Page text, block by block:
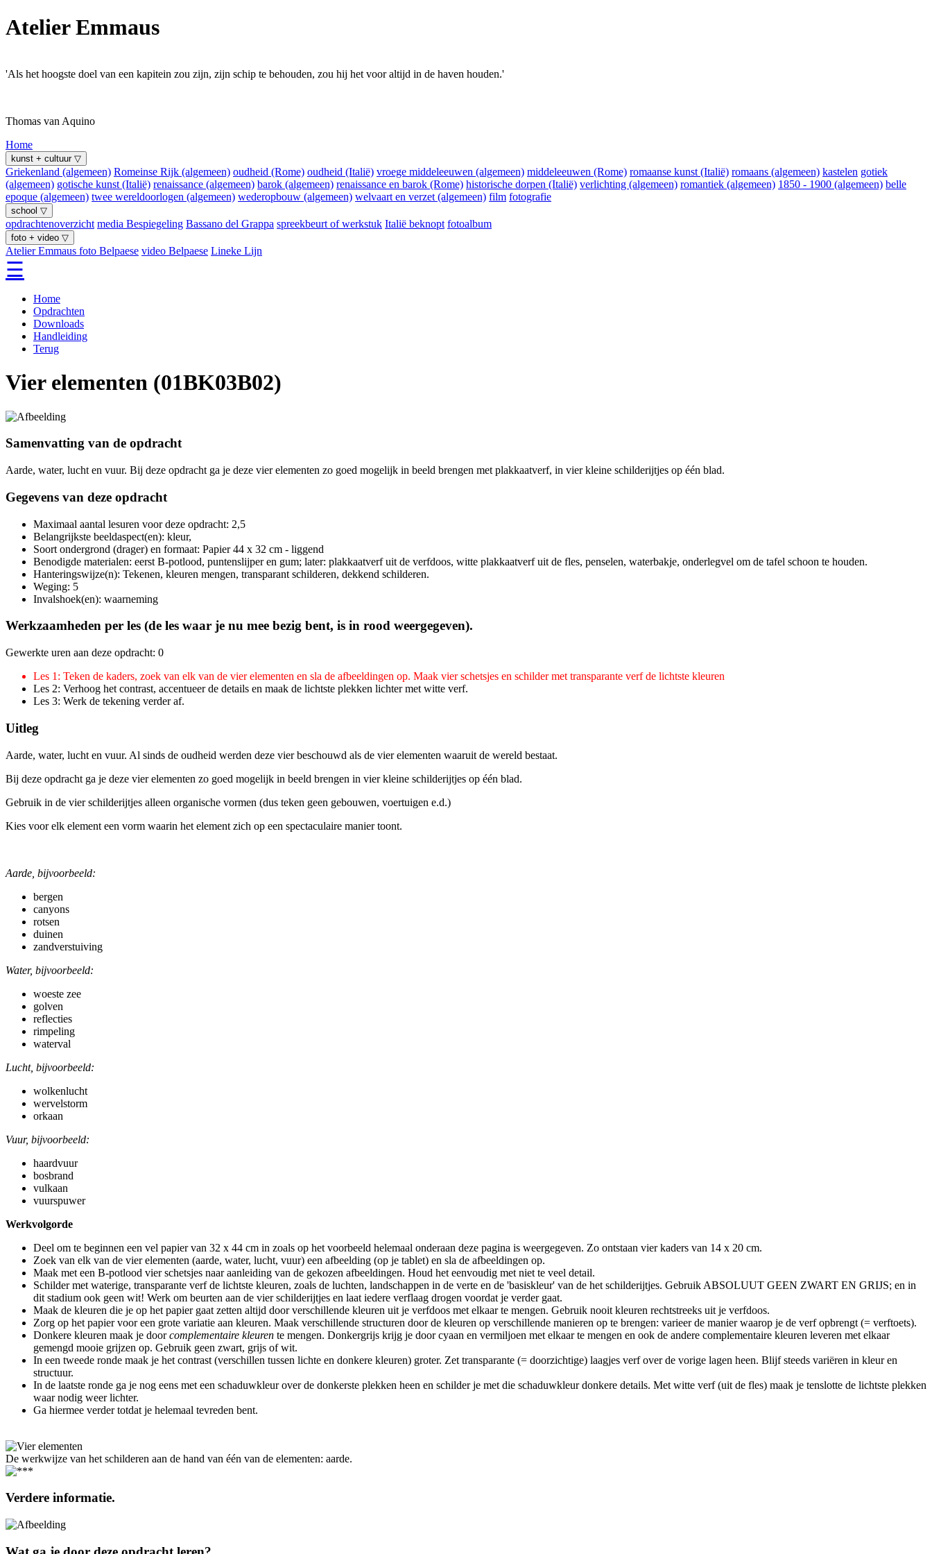
Atelier Emmaus
'Als het hoogste doel van een kapitein zou zijn, zijn schip te behouden, zou hij het voor altijd in de haven houden.'
Thomas van Aquino
Home
kunst + cultuur ▽
Griekenland (algemeen) Romeinse Rijk (algemeen) oudheid (Rome) oudheid (Italië) vroege middeleeuwen (algemeen) middeleeuwen (Rome) romaanse kunst (Italië) romaans (algemeen) kastelen gotiek
(algemeen) gotische kunst (Italië) renaissance (algemeen) barok (algemeen) renaissance en barok (Rome) historische dorpen (Italië) verlichting (algemeen) romantiek (algemeen) 1850 - 1900 (algemeen) belle
epoque (algemeen) twee wereldoorlogen (algemeen) wederopbouw (algemeen) welvaart en verzet (algemeen) film fotografie
school ▽
opdrachtenoverzicht media Bespiegeling Bassano del Grappa spreekbeurt of werkstuk Italië beknopt fotoalbum
foto + video ▽
Atelier Emmaus foto Belpaese video Belpaese Lineke Lijn
☰
Home
Opdrachten
Downloads
Handleiding
Terug
Vier elementen (01BK03B02)
Samenvatting van de opdracht
Aarde, water, lucht en vuur. Bij deze opdracht ga je deze vier elementen zo goed mogelijk in beeld brengen met plakkaatverf, in vier kleine schilderijtjes op één blad.
Gegevens van deze opdracht
Maximaal aantal lesuren voor deze opdracht: 2,5
Belangrijkste beeldaspect(en): kleur,
Soort ondergrond (drager) en formaat: Papier 44 x 32 cm - liggend
Benodigde materialen: eerst B-potlood, puntenslijper en gum; later: plakkaatverf uit de verfdoos, witte plakkaatverf uit de fles, penselen, waterbakje, onderlegvel om de tafel schoon te houden.
Hanteringswijze(n): Tekenen, kleuren mengen, transparant schilderen, dekkend schilderen.
Weging: 5
Invalshoek(en): waarneming
Werkzaamheden per les (de les waar je nu mee bezig bent, is in rood weergegeven).
Gewerkte uren aan deze opdracht: 0
Les 1: Teken de kaders, zoek van elk van de vier elementen en sla de afbeeldingen op. Maak vier schetsjes en schilder met transparante verf de lichtste kleuren
Les 2: Verhoog het contrast, accentueer de details en maak de lichtste plekken lichter met witte verf.
Les 3: Werk de tekening verder af.
Uitleg
Aarde, water, lucht en vuur. Al sinds de oudheid werden deze vier beschouwd als de vier elementen waaruit de wereld bestaat.
Bij deze opdracht ga je deze vier elementen zo goed mogelijk in beeld brengen in vier kleine schilderijtjes op één blad.
Gebruik in de vier schilderijtjes alleen organische vormen (dus teken geen gebouwen, voertuigen e.d.)
Kies voor elk element een vorm waarin het element zich op een spectaculaire manier toont.
Aarde, bijvoorbeeld:
bergen
canyons
rotsen
duinen
zandverstuiving
Water, bijvoorbeeld:
woeste zee
golven
reflecties
rimpeling
waterval
Lucht, bijvoorbeeld:
wolkenlucht
wervelstorm
orkaan
Vuur, bijvoorbeeld:
haardvuur
bosbrand
vulkaan
vuurspuwer
Werkvolgorde
Deel om te beginnen een vel papier van 32 x 44 cm in zoals op het voorbeeld helemaal onderaan deze pagina is weergegeven. Zo ontstaan vier kaders van 14 x 20 cm.
Zoek van elk van de vier elementen (aarde, water, lucht, vuur) een afbeelding (op je tablet) en sla de afbeeldingen op.
Maak met een B-potlood vier schetsjes naar aanleiding van de gekozen afbeeldingen. Houd het eenvoudig met niet te veel detail.
Schilder met waterige, transparante verf de lichtste kleuren, zoals de luchten, landschappen in de verte en de 'basiskleur' van de het schilderijtjes. Gebruik ABSOLUUT GEEN ZWART EN GRIJS; en in
dit stadium ook geen wit! Werk om beurten aan de vier schilderijtjes en laat iedere verflaag drogen voordat je verder gaat.
Maak de kleuren die je op het papier gaat zetten altijd door verschillende kleuren uit je verfdoos met elkaar te mengen. Gebruik nooit kleuren rechtstreeks uit je verfdoos.
Zorg op het papier voor een grote variatie aan kleuren. Maak verschillende structuren door de kleuren op verschillende manieren op te brengen: varieer de manier waarop je de verf opbrengt (= verftoets).
Donkere kleuren maak je doorcomplementaire kleuren te mengen. Donkergrijs krijg je door cyaan en vermiljoen met elkaar te mengen en ook de andere complementaire kleuren leveren met elkaar
gemengd mooie grijzen op. Gebruik geen zwart, grijs of wit.
In een tweede ronde maak je het contrast (verschillen tussen lichte en donkere kleuren) groter. Zet transparante (= doorzichtige) laagjes verf over de vorige lagen heen. Blijf steeds variëren in kleur en
structuur.
In de laatste ronde ga je nog eens met een schaduwkleur over de donkerste plekken heen en schilder je met die schaduwkleur donkere details. Met witte verf (uit de fles) maak je tenslotte de lichtste plekken
waar nodig weer lichter.
Ga hiermee verder totdat je helemaal tevreden bent.
De werkwijze van het schilderen aan de hand van één van de elementen: aarde.
Verdere informatie.